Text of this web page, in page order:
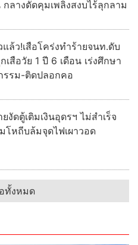
กลางดัดคุมเพลิงสงบไร้ลุกลาม
ล้ว!เสือโคร่งทำร้ายจนท.ดับ
เสือวัย 1 ปี 6 เดือน เร่งศึกษา
รรม-ติดปลอกคอ
งัดตู้เติมเงินอุดรฯ ไม่สำเร็จ
โหถีบล้มจุดไฟเผาวอด
ทั้งหมด